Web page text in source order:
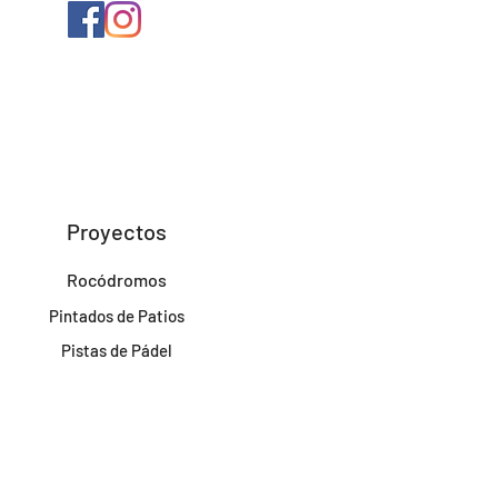
Proyectos
Rocódromos
Pintados de Patios
Pistas de Pádel